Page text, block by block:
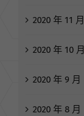
2020 年 11 月
2020 年 10 月
2020 年 9 月
2020 年 8 月